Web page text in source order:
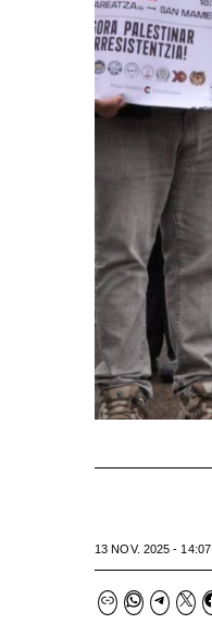
13 NOV. 2025 - 14:07